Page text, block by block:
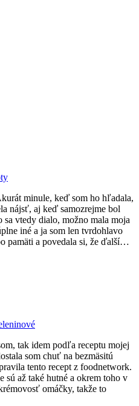
minule, keď som ho hľadala,
nájsť, aj keď samozrejme bol
vtedy dialo, možno mala moja
iné a ja som len tvrdohlavo
pamäti a povedala si, že ďalší…
tak idem podľa receptu mojej
som chuť na bezmäsitú
tento recept z foodnetwork.
sú až také hutné a okrem toho v
omáčky, takže to